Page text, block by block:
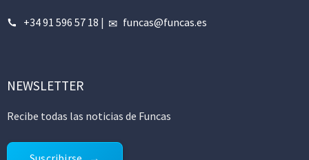
+34 91 596 57 18 | funcas@funcas.es
NEWSLETTER
Recibe todas las noticias de Funcas